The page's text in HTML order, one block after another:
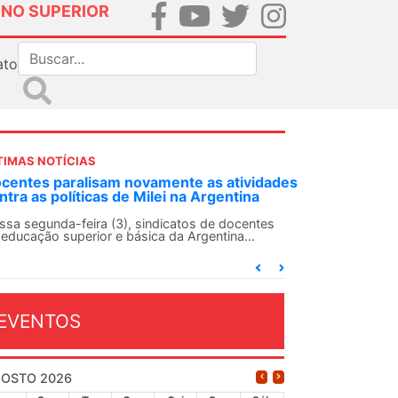
SUPERIOR
NOTÍCIAS
SN convoca docentes para Dia de
Internacionalista com Cuba em
de agosto
SN conclama suas seções sindicais e o